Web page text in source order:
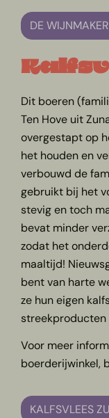
DE
Dit boeren
Ten Hove uit
overgestapt op
het houden en
verbouwd de
gebruikt bij het
stevig en toch
bevat minder
zodat het
maaltijd!
bent van harte
ze hun eigen
streekproducten
Voor meer
boerderijwinkel,
KALFSVLEES